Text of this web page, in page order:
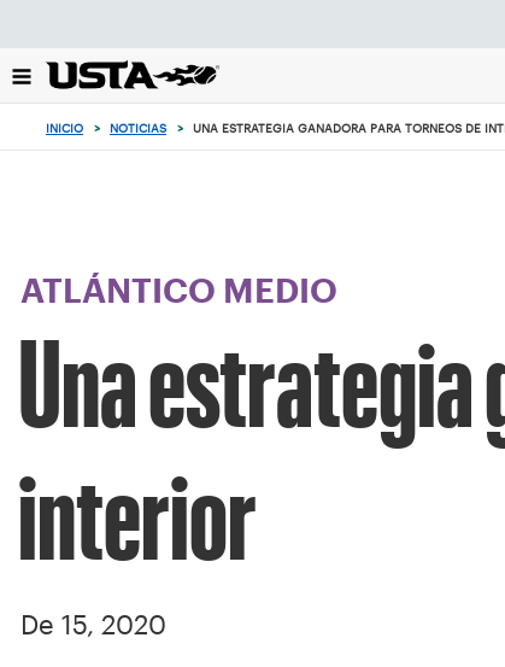
el
botón
INICIO > NOTICIAS > UNA ESTRATEGIA GANADORA PARA TORNEOS DE
ATLÁNTICO MEDIO
Una
interior
De 15, 2020